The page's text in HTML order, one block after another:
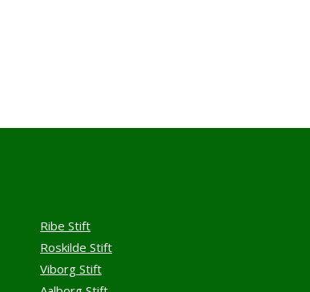
Ribe Stift
Roskilde Stift
Viborg Stift